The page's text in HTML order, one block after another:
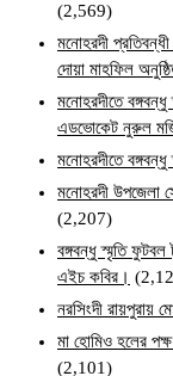
(2,569)
মনোহরদী
দোয়া মাহফিল
মনোহরদীতে বঙ্গবন্ধু
এডভোকেট নুরুল
মনোহরদীতে বঙ্গবন্ধু
মনোহরদী উপজেলা
(2,207)
বঙ্গবন্ধু স্মৃতি ফুটবল
এইচ কবির।
নরসিংদী রায়পুরায়
মা হোমিও হলের
(2,101)